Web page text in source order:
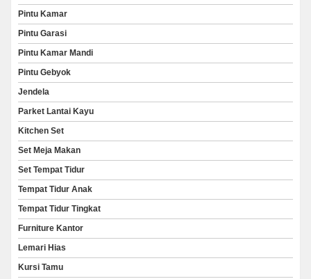
Pintu Kamar
Pintu Garasi
Pintu Kamar Mandi
Pintu Gebyok
Jendela
Parket Lantai Kayu
Kitchen Set
Set Meja Makan
Set Tempat Tidur
Tempat Tidur Anak
Tempat Tidur Tingkat
Furniture Kantor
Lemari Hias
Kursi Tamu